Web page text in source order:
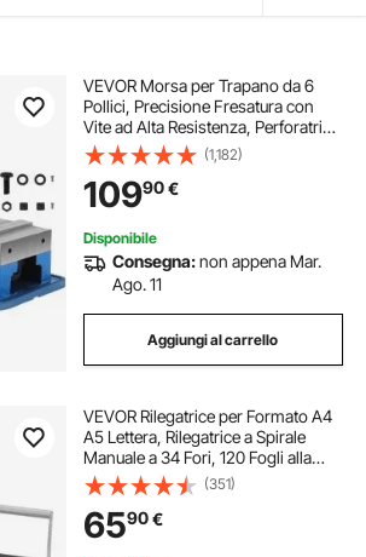
VEVOR Morsa per Trapano da 6
Pollici, Precisione Fresatura con
Vite ad Alta Resistenza, Perforatrice
Banco con Forza di Serraggio,
Morsa per Fresatura di Precisione
con una Comoda Impugnatura
(1,182)
10990€
Disponibile
Consegna:non appena Mar.
Ago. 11
Aggiungi al carrello
VEVOR Rilegatrice per Formato A4
A5 Lettera, Rilegatrice a Spirale
Manuale a 34 Fori, 120 Fogli alla
Volta, Perforatrice ad Anelli con
Dorsi a Bobina Regolabili 5-14mm,
Ufficio, Fabbrica
(351)
6590€